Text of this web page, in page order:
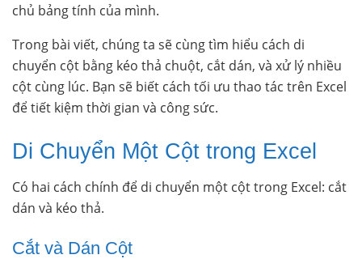
chủ bảng tính của mình.
Trong bài viết, chúng ta sẽ cùng tìm hiểu cách di
chuyển cột bằng kéo thả chuột, cắt dán, và xử lý nhiều
cột cùng lúc. Bạn sẽ biết cách tối ưu thao tác trên Excel
để tiết kiệm thời gian và công sức.
Di Chuyển Một Cột trong Excel
Có hai cách chính để di chuyển một cột trong Excel: cắt
dán và kéo thả.
Cắt và Dán Cột